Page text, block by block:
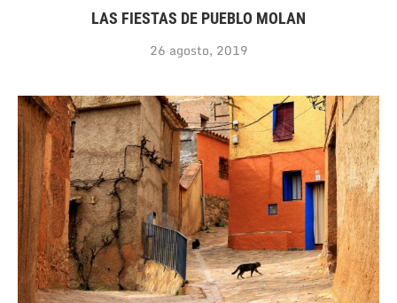
LAS FIESTAS DE PUEBLO MOLAN
26 agosto, 2019